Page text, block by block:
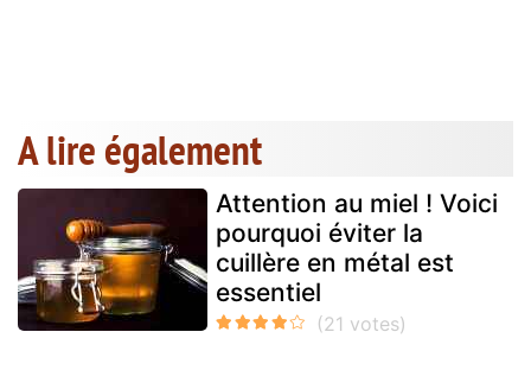
A lire également
Attention au miel ! Voici
pourquoi éviter la
cuillère en métal est
essentiel